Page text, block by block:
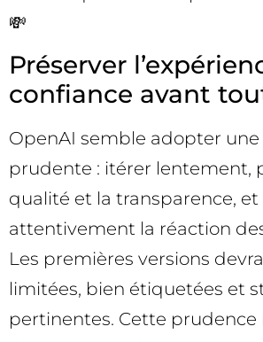
💸
Préserver
confiance avant
OpenAI semble adopter
prudente : itérer lentement,
qualité et la transparence,
attentivement la réaction
Les premières versions
limitées, bien étiquetées et
pertinentes. Cette prudence